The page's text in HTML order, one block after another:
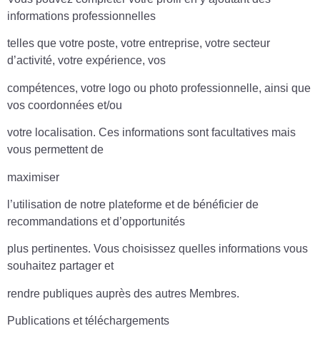
informations professionnelles
telles que votre poste, votre entreprise, votre secteur
d’activité, votre expérience, vos
compétences, votre logo ou photo professionnelle, ainsi que
vos coordonnées et/ou
votre localisation. Ces informations sont facultatives mais
vous permettent de
maximiser
l’utilisation de notre plateforme et de bénéficier de
recommandations et d’opportunités
plus pertinentes. Vous choisissez quelles informations vous
souhaitez partager et
rendre publiques auprès des autres Membres.
Publications et téléchargements